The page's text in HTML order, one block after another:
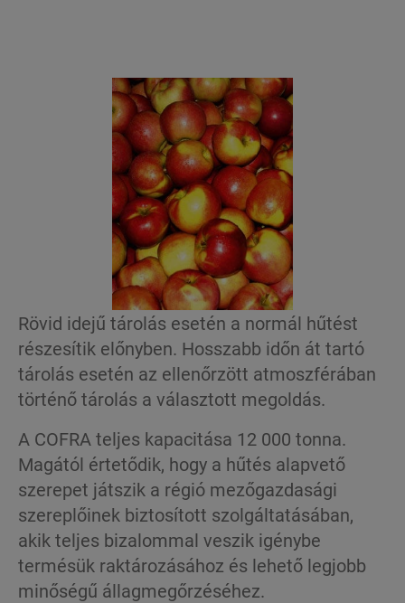
Rövid idejű tárolás esetén a normál hűtést
részesítik előnyben. Hosszabb időn át tartó
tárolás esetén az ellenőrzött atmoszférában
történő tárolás a választott megoldás.
A COFRA teljes kapacitása 12 000 tonna.
Magától értetődik, hogy a hűtés alapvető
szerepet játszik a régió mezőgazdasági
szereplőinek biztosított szolgáltatásában,
akik teljes bizalommal veszik igénybe
termésük raktározásához és lehető legjobb
minőségű állagmegőrzéséhez.